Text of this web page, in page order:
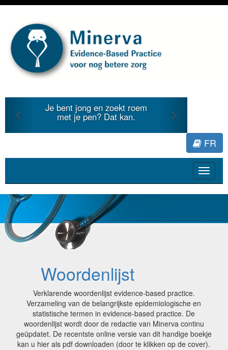
Je bent jong en zoekt roem
met je pen? Dat kan.
Previous
FR
Toggle
Woordenlijst
Verklarende woordenlijst evidence-based practice.
Verzameling van de belangrijkste epidemiologische en
statistische termen in evidence-based practice. De
woordenlijst wordt door de redactie van Minerva continu
geüpdatet. De recentste online versie van dit handige boekje
kan u hier als pdf downloaden (door te klikken op de cover).